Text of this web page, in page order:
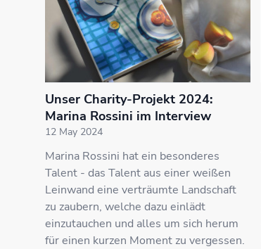
Unser Charity-Projekt 2024:
Marina Rossini im Interview
12 May 2024
Marina Rossini hat ein besonderes
Talent - das Talent aus einer weißen
Leinwand eine verträumte Landschaft
zu zaubern, welche dazu einlädt
einzutauchen und alles um sich herum
für einen kurzen Moment zu vergessen.